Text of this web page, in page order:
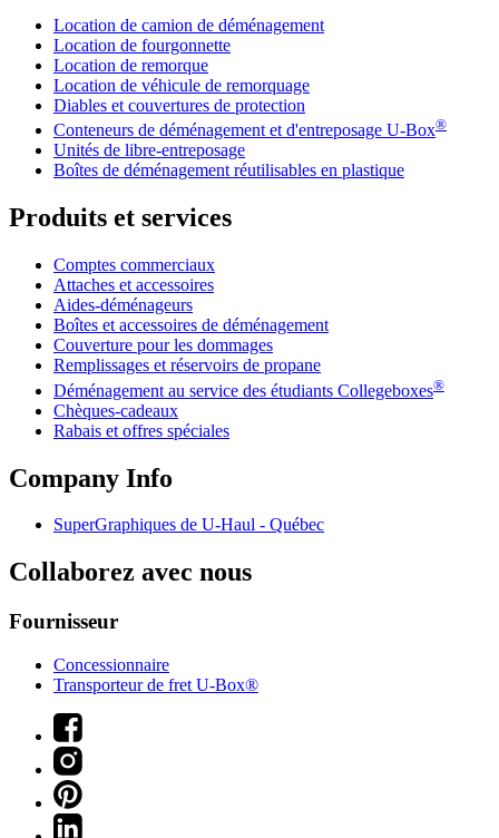
Location de camion de déménagement
Location de fourgonnette
Location de remorque
Location de véhicule de remorquage
Diables et couvertures de protection
Conteneurs de déménagement et d'entreposage U-Box®
Unités de libre-entreposage
Boîtes de déménagement réutilisables en plastique
Produits et services
Comptes commerciaux
Attaches et accessoires
Aides-déménageurs
Boîtes et accessoires de déménagement
Couverture pour les dommages
Remplissages et réservoirs de propane
Déménagement au service des étudiants Collegeboxes®
Chèques-cadeaux
Rabais et offres spéciales
Company Info
SuperGraphiques de U-Haul - Québec
Collaborez avec nous
Fournisseur
Concessionnaire
Transporteur de fret U-Box®